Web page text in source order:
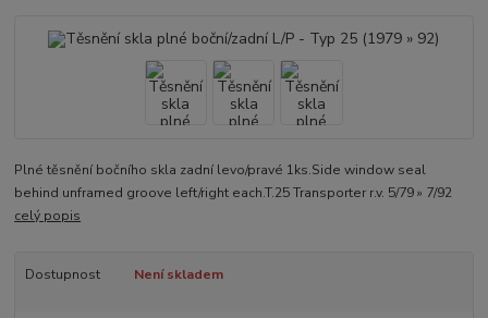
Plné těsnění bočního skla zadní levo/pravé 1ks.Side window seal
behind unframed groove left/right each.T.25 Transporter r.v. 5/79 » 7/92
celý popis
Dostupnost Není skladem